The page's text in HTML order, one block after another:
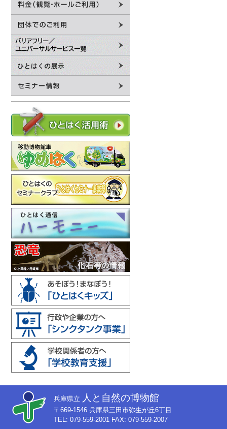
兵庫県立 人と自然の博物館
〒669-1546 兵庫県三田市弥生が丘6丁目
TEL: 079-559-2001 FAX: 079-559-2007